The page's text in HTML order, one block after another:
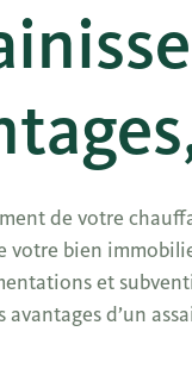
de votre
votre bien
et
avantages d’un